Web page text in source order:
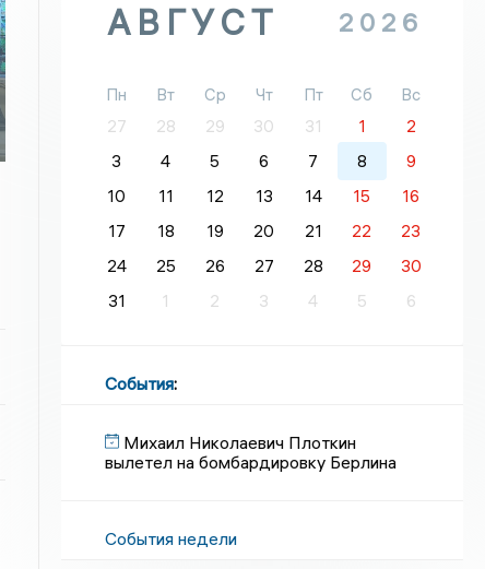
АВГУСТ 2026
Пн Вт Ср Чт Пт Сб
Вс
27
28 29 30 31 1
2
3
4 5 6 7 8
9
10
11 12 13 14 15
16
17
18 19 20 21 22
23
24
25 26 27 28 29
30
31
1 2 3 4 5 6
События:
Михаил Николаевич Плоткин
вылетел на бомбардировку Берлина
События недели